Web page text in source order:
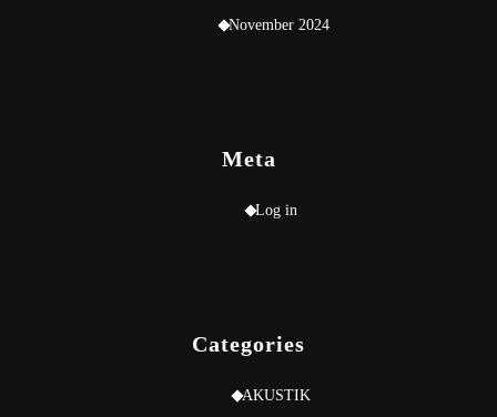
November 2024
Meta
Log in
Categories
AKUSTIK